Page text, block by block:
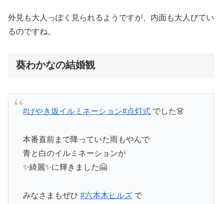
外見も大人っぽく見られるようですが、内面も大人びてい
るのですね。
葵わかなの結婚観
#けやき坂イルミネーション#点灯式でした👗
本番直前まで降っていた雨もやんで
青と白のイルミネーションが
✨綺麗✨に輝きました🤗
みなさまもぜひ #六本木ヒルズで